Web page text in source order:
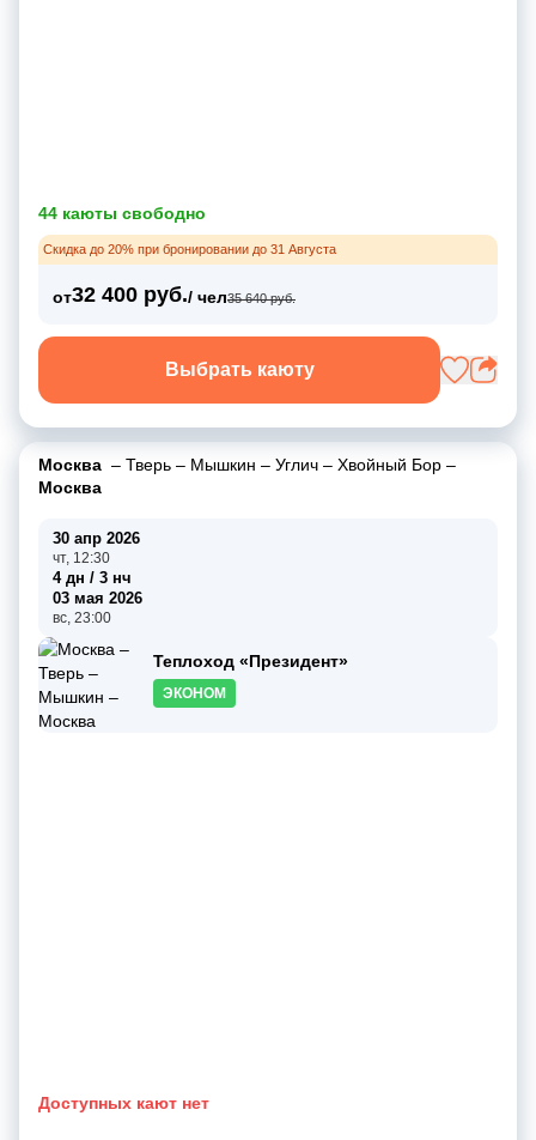
44 каюты свободно
Скидка до 20% при бронировании до 31 Августа
от32 400 руб./ чел35 640 руб.
Выбрать каюту
Москва – Тверь – Мышкин – Углич – Хвойный Бор –
Москва
30 апр 2026
чт, 12:30
4 дн / 3 нч
03 мая 2026
вс, 23:00
Теплоход «Президент»
ЭКОНОМ
Доступных кают нет